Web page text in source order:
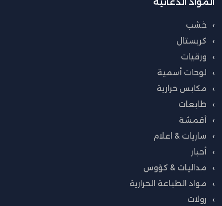
خشب
كريستال
ورقيات
لوحات أسمية
مكابس حرارية
طابعات
أقمشة
ساريات & اعلام
أحبار
مداليات & كؤوس
مواد الطباعة الحرارية
رولات